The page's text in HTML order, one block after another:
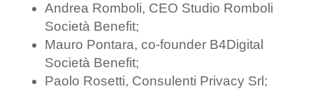
Andrea Romboli, CEO Studio Romboli
Società Benefit;
Mauro Pontara, co-founder B4Digital
Società Benefit;
Paolo Rosetti, Consulenti Privacy Srl;